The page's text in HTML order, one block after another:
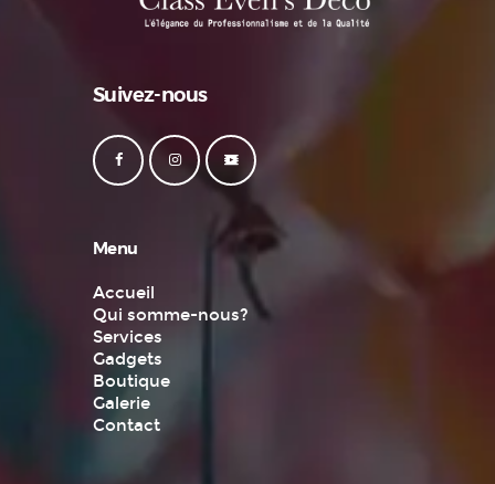
Suivez-nous
Menu
Accueil
Qui somme-nous?
Services
Gadgets
Boutique
Galerie
Contact